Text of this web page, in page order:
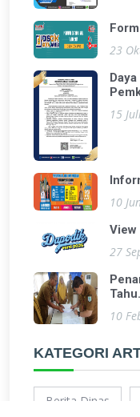
23
15
10
View
27
10
KATEGORI
Berita Dinas